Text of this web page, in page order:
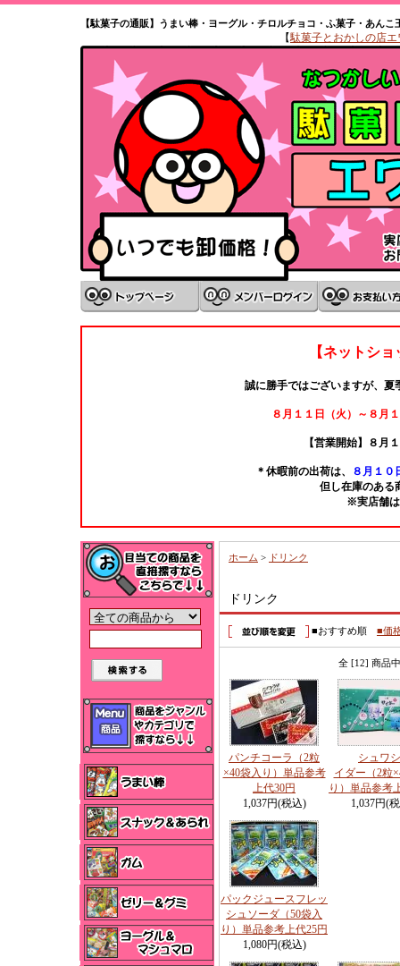
【駄菓子の通販】うまい棒・ヨーグル・チロルチョコ・ふ菓子・あん
【駄菓子とおかしの店エ
【ネットシ
誠に勝手ではございますが、夏
８月１１日（火）～８月
【営業開始】８月
＊休暇前の出荷は、
８月１０
但し在庫のある
※実店舗
ホーム > ドリンク
ドリンク
■おすすめ順 ■価
全 [12] 商品
パンチコーラ（2粒
×40袋入り）単品参考
上代30円
1,037円(税込)
シュワ
イダー（2粒
り）単品参考
1,037円(
パックジュースフレッ
シュソーダ（50袋入
り）単品参考上代25円
1,080円(税込)